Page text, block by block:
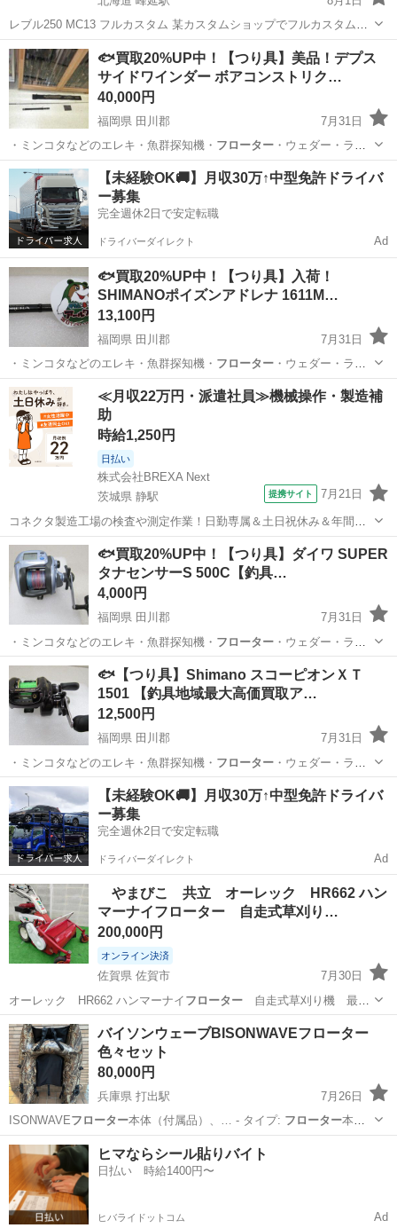
レブル250 MC13 フルカスタム 某カスタムショップでフルカスタムさ
れたレブルをさらにカスタムした一台です。 ワンオフパーツ多数 エン
ジンは走行7000kmほどの良好な初期型エンジンに変更し、SR400の様
にキック...
北海道 岩見沢市 峰延駅 ホンダ
🐟買取20%UP中！【つり具】美品！デプス
サイドワインダー ボアコンストリク…
40,000円
福岡県 田川郡
7月31日
・ミンコタなどのエレキ・魚群探知機・ フローター・ウェダー・ライ
フJKT ■取…
福岡 田川郡 その他 釣具
【未経験OK🚚】月収30万↑中型免許ドライバ
ー募集
完全週休2日で安定転職
ドライバーダイレクト Ad
🐟買取20%UP中！【つり具】入荷！
SHIMANOポイズンアドレナ 1611M…
13,100円
福岡県 田川郡
7月31日
・ミンコタなどのエレキ・魚群探知機・ フローター・ウェダー・ライ
フJKT ■取…
福岡 田川郡 その他 釣具
≪月収22万円・派遣社員≫機械操作・製造補
助
時給1,250円
日払い
株式会社BREXA Next
茨城県 静駅
提携サイト 7月21日
コネクタ製造工場の検査や測定作業！日勤専属＆土日祝休み＆年間休
日128日★クリーンルーム内作業★マイカー通勤OK＆無料駐車場あり
★就業先食堂利用可！日払い制度あり！《茨城県常陸大宮市》 人気の
工場のお仕事 ◇コネクタ製造工...
茨城 常陸大宮市 その他
🐟買取20%UP中！【つり具】ダイワ SUPER
タナセンサーS 500C【釣具…
4,000円
福岡県 田川郡
7月31日
・ミンコタなどのエレキ・魚群探知機・ フローター・ウェダー・ライ
フJKT ■取…
福岡 田川郡 その他 釣具
🐟【つり具】Shimano スコーピオンＸＴ
1501 【釣具地域最大高価買取ア…
12,500円
福岡県 田川郡
7月31日
・ミンコタなどのエレキ・魚群探知機・ フローター・ウェダー・ライ
フJKT ■取…
福岡 田川郡 その他
【未経験OK🚚】月収30万↑中型免許ドライバ
ー募集
完全週休2日で安定転職
ドライバーダイレクト Ad
やまびこ 共立 オーレック HR662 ハン
マーナイフローター 自走式草刈り…
200,000円
オンライン決済
佐賀県 佐賀市
7月30日
オーレック HR662 ハンマーナイ フローター自走式草刈り機 最大
8馬力 ★…
佐賀 佐賀市 その他
バイソンウェーブBISONWAVEフローター
色々セット
80,000円
兵庫県 打出駅
7月26日
ISONWAVEフローター 本体（付属品）、… - タイプ: フローター本体 -
フィン…
兵庫 芦屋市 打出駅 その他
ヒマならシール貼りバイト
日払い 時給1400円〜
ヒバライドットコム Ad